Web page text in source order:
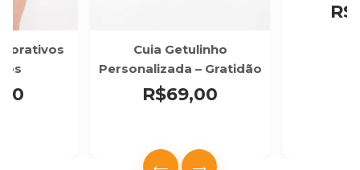
Cuia Getulinho
Personalizada – Gratidão
R$69,00